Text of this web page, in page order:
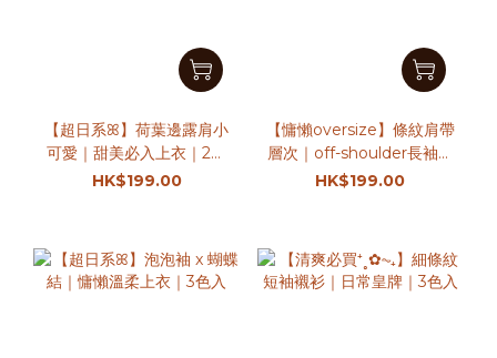
【超日系ꕤ】荷葉邊露肩小
可愛｜甜美必入上衣｜2色
入
HK$199.00
【慵懶oversize】條紋肩帶
層次｜off-shoulder長袖衛
衣｜3色入
HK$199.00